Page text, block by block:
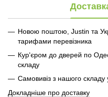
Новою поштою, Justin та
тарифами перевізника
Кур'єром до дверей по
складу
Самовивіз з нашого
Докладніше про доставку